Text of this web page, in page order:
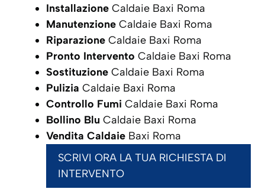
Installazione Caldaie Baxi Roma
Manutenzione Caldaie Baxi Roma
Riparazione Caldaie Baxi Roma
Pronto Intervento Caldaie Baxi Roma
Sostituzione Caldaie Baxi Roma
Pulizia Caldaie Baxi Roma
Controllo Fumi Caldaie Baxi Roma
Bollino Blu Caldaie Baxi Roma
Vendita Caldaie Baxi Roma
SCRIVI ORA LA TUA RICHIESTA DI
INTERVENTO